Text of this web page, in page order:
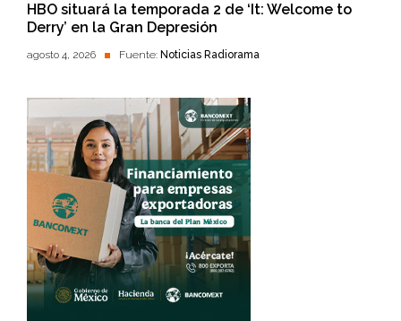
HBO situará la temporada 2 de ‘It: Welcome to
Derry’ en la Gran Depresión
agosto 4, 2026 Fuente: Noticias Radiorama